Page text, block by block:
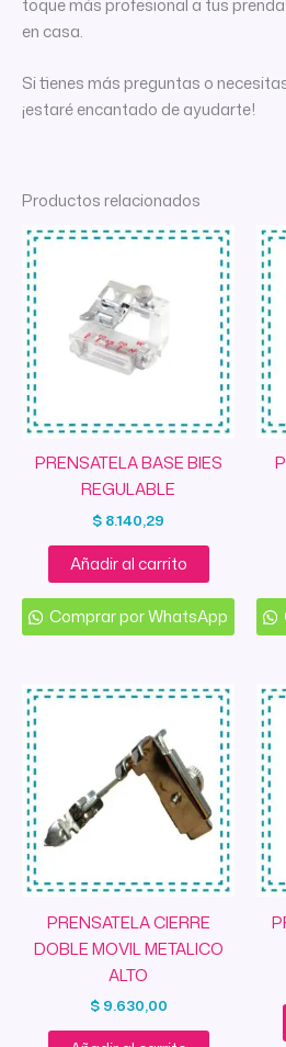
toque más profesional a tus
en casa.
Si tienes más preguntas o
¡estaré encantado de ayudarte!
Productos relacionados
PRENSATELA BASE BIES
REGULABLE
$ 8.140,29
Añadir al carrito
Comprar por WhatsApp
PRENSATELA CIERRE
DOBLE MOVIL METALICO
ALTO
$9.630,00